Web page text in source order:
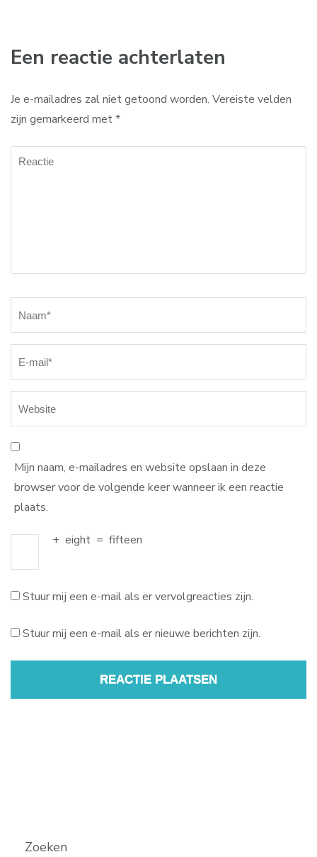
Een reactie achterlaten
Je e-mailadres zal niet getoond worden. Vereiste velden
zijn gemarkeerd met*
Reactie
Mijn naam, e-mailadres en website opslaan in deze
browser voor de volgende keer wanneer ik een reactie
plaats.
+ eight = fifteen
Stuur mij een e-mail als er vervolgreacties zijn.
Stuur mij een e-mail als er nieuwe berichten zijn.
Zoeken